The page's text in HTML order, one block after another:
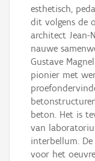
esthetisch,
dit volgens de
architect Jean-
nauwe
Gustave
pionier met
beton. Het is
van
interbellum.
voor het